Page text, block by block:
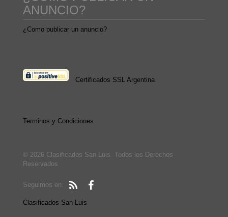
ANUNCIO?
¿Como publicar un anuncio?
Certificados SSL Argentina
Terminos y Condiciones
© 2026 Clasificados San Luis. Todos los Derechos
Reservados
Seguimos en:
Clasificados San Luis